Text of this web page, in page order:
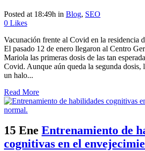
Posted at 18:49h in Blog, SEO
0 Likes
Vacunación frente al Covid en la residencia
El pasado 12 de enero llegaron al Centro
Mariola las primeras dosis de las tan
Covid. Aunque aún queda la segunda dosis,
un halo...
Read More
15 Ene Entrenamiento de
cognitivas en el